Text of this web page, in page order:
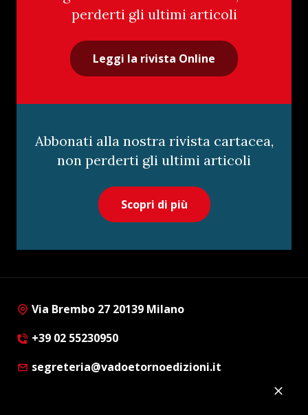
perderti gli ultimi articoli
Leggi la rivista Online
Abbonati alla nostra rivista cartacea,
non perderti gli ultimi articoli
Scopri di più
Via Brembo 27 20139 Milano
+39 02 55230950
segreteria@vadoetornoedizioni.it